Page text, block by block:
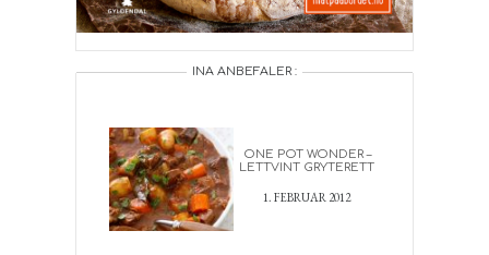
INA ANBEFALER :
ONE POT WONDER –
LETTVINT GRYTERETT
1. FEBRUAR 2012